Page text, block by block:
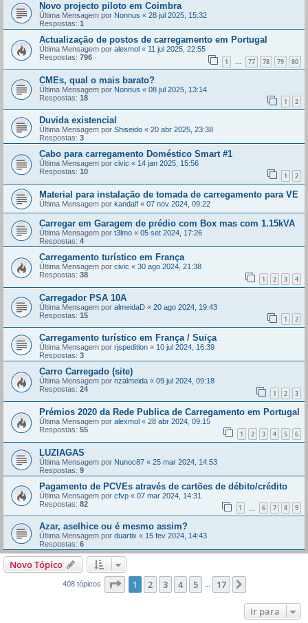
Novo projecto piloto em Coimbra
Última Mensagem por Nonnus « 28 jul 2025, 15:32
Respostas: 1
Actualização de postos de carregamento em Portugal
Última Mensagem por alexmol « 11 jul 2025, 22:55
Respostas: 796 1 ... 77 78 79 80
CMEs, qual o mais barato?
Última Mensagem por Nonnus « 08 jul 2025, 13:14
Respostas: 18 1 2
Duvida existencial
Última Mensagem por Shiseido « 20 abr 2025, 23:38
Respostas: 3
Cabo para carregamento Doméstico Smart #1
Última Mensagem por civic « 14 jan 2025, 15:56
Respostas: 10 1 2
Material para instalação de tomada de carregamento para VE
Última Mensagem por kandalf « 07 nov 2024, 09:22
Carregar em Garagem de prédio com Box mas com 1.15kVA
Última Mensagem por t3lmo « 05 set 2024, 17:26
Respostas: 4
Carregamento turístico em França
Última Mensagem por civic « 30 ago 2024, 21:38
Respostas: 38 1 2 3 4
Carregador PSA 10A
Última Mensagem por almeidaD « 20 ago 2024, 19:43
Respostas: 15 1 2
Carregamento turístico em França / Suiça
Última Mensagem por rjspedition « 10 jul 2024, 16:39
Respostas: 3
Carro Carregado (site)
Última Mensagem por nzalmeida « 09 jul 2024, 09:18
Respostas: 24 1 2 3
Prémios 2020 da Rede Publica de Carregamento em Portugal
Última Mensagem por alexmol « 28 abr 2024, 09:15
Respostas: 55 1 2 3 4 5 6
LUZIAGAS
Última Mensagem por Nunoc87 « 25 mar 2024, 14:53
Respostas: 9
Pagamento de PCVEs através de cartões de débito/crédito
Última Mensagem por cfvp « 07 mar 2024, 14:31
Respostas: 82 1 6 7 8 9
Azar, aselhice ou é mesmo assim?
Última Mensagem por duartix « 15 fev 2024, 14:43
Respostas: 6
Novo Tópico
408 tópicos Página de 17
1 2 3 4 5 17
Ir para